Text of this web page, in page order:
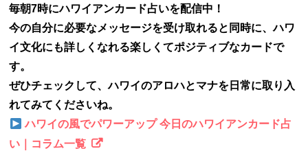
毎朝7時にハワイアンカード占いを配信中！
今の自分に必要なメッセージを受け取れると同時に、ハワ
イ文化にも詳しくなれる楽しくてポジティブなカードで
す。
ぜひチェックして、ハワイのアロハとマナを日常に取り入
れてみてくださいね。
ハワイの風でパワーアップ 今日のハワイアンカード占
い｜コラム一覧